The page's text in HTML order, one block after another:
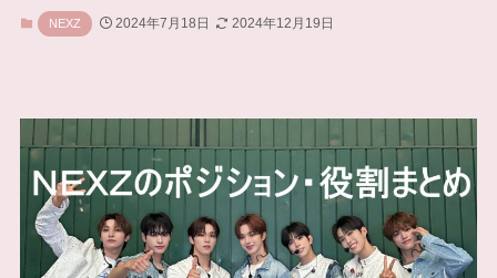
NEXZ 2024年7月18日 2024年12月19日